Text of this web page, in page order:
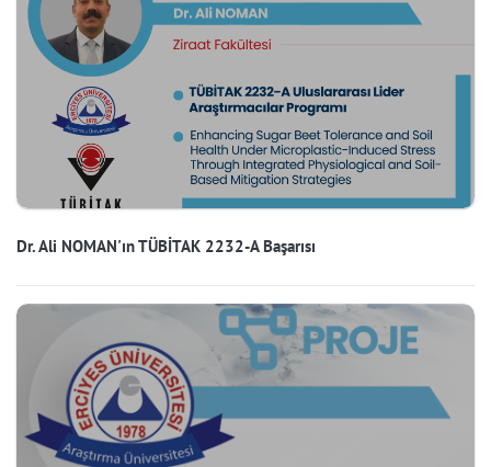
Dr. Ali NOMAN'ın TÜBİTAK 2232-A Başarısı